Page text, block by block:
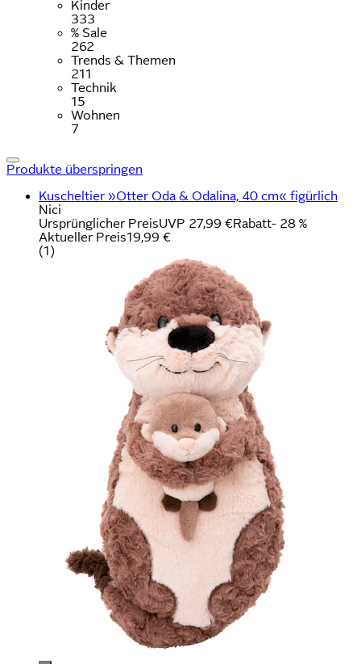
Kinder
333
% Sale
262
Trends & Themen
211
Technik
15
Wohnen
7
Produkte überspringen
Kuscheltier »Otter Oda & Odalina, 40 cm« figürlich
Nici
Ursprünglicher PreisUVP 27,99 €Rabatt- 28 %
Aktueller Preis19,99 €
(1)